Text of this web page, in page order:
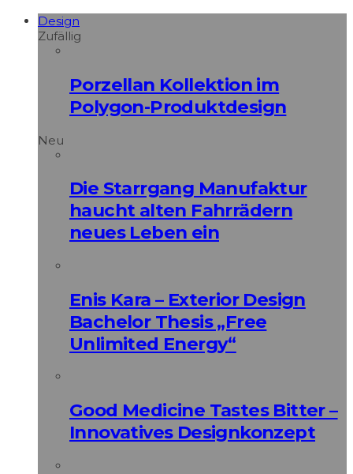
Design
Zufällig
Porzellan Kollektion im
Polygon-Produktdesign
Neu
Die Starrgang Manufaktur
haucht alten Fahrrädern
neues Leben ein
Enis Kara – Exterior Design
Bachelor Thesis „Free
Unlimited Energy“
Good Medicine Tastes Bitter –
Innovatives Designkonzept